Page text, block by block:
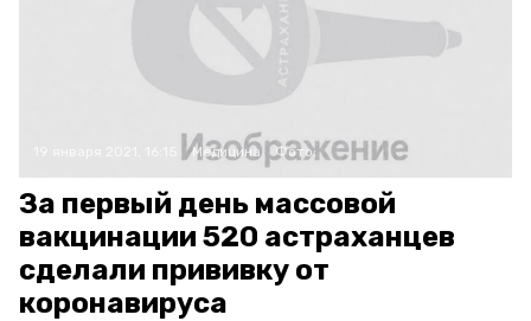
Медицина Фото:
За первый день массовой
вакцинации 520 астраханцев
сделали прививку от
коронавируса